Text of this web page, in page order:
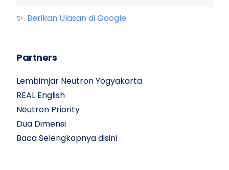
✨ Berikan Ulasan di Google
Partners
Lembimjar Neutron Yogyakarta
REAL English
Neutron Priority
Dua Dimensi
Baca Selengkapnya disini